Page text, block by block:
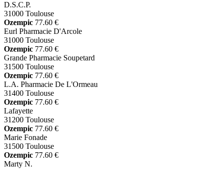
D.S.C.P.
31000 Toulouse
Ozempic 77.60 €
Eurl Pharmacie D'Arcole
31000 Toulouse
Ozempic 77.60 €
Grande Pharmacie Soupetard
31500 Toulouse
Ozempic 77.60 €
L.A. Pharmacie De L'Ormeau
31400 Toulouse
Ozempic 77.60 €
Lafayette
31200 Toulouse
Ozempic 77.60 €
Marie Fonade
31500 Toulouse
Ozempic 77.60 €
Marty N.